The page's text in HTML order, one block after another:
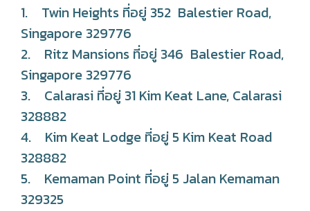
1. Twin Heights ที่อยู่ 352 Balestier Road,
Singapore 329776
2. Ritz Mansions ที่อยู่ 346 Balestier Road,
Singapore 329776
3. Calarasi ที่อยู่ 31 Kim Keat Lane, Calarasi
328882
4. Kim Keat Lodge ที่อยู่ 5 Kim Keat Road
328882
5. Kemaman Point ที่อยู่ 5 Jalan Kemaman
329325